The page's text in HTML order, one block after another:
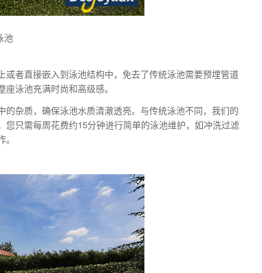
池
者直接嵌入到泳池结构中，免去了传统泳池需要预埋管道
泳池充满时尚和高级感。
杂质，确保泳池水质清澈透亮。与传统泳池不同，我们的
只需每周花费约15分钟进行简单的泳池维护，如冲洗过滤